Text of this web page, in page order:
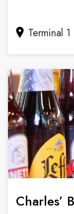
Terminal 1
Charles’